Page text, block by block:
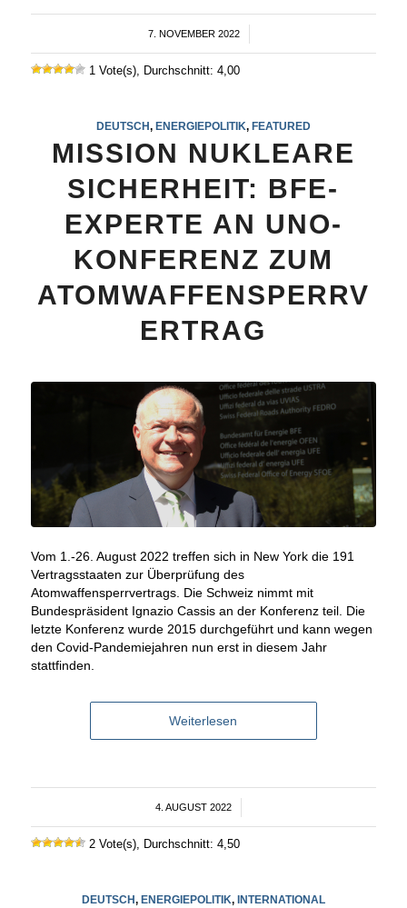
7. NOVEMBER 2022
/
1 Vote(s), Durchschnitt: 4,00
DEUTSCH, ENERGIEPOLITIK, FEATURED
MISSION NUKLEARE
SICHERHEIT: BFE-
EXPERTE AN UNO-
KONFERENZ ZUM
ATOMWAFFENSPERRV
ERTRAG
Vom 1.-26. August 2022 treffen sich in New York die 191
Vertragsstaaten zur Überprüfung des
Atomwaffensperrvertrags. Die Schweiz nimmt mit
Bundespräsident Ignazio Cassis an der Konferenz teil. Die
letzte Konferenz wurde 2015 durchgeführt und kann wegen
den Covid-Pandemiejahren nun erst in diesem Jahr
stattfinden.
Weiterlesen
4. AUGUST 2022
/
2 Vote(s), Durchschnitt: 4,50
DEUTSCH, ENERGIEPOLITIK, INTERNATIONAL